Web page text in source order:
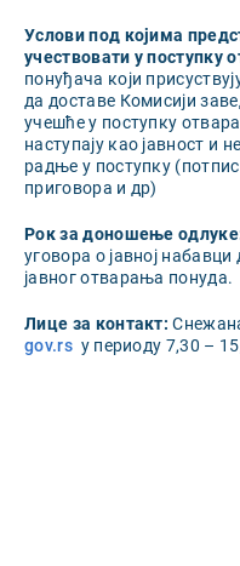
Услови под којима
учествовати у поступку
понуђача који
да доставе Комисији
учешће у поступку
наступају као јавност и
радње у поступку
приговора и др)
Рок за доношење
уговора о јавној
јавног отварања понуда.
Лице за контакт:
gov.rsу периоду 7,30 –